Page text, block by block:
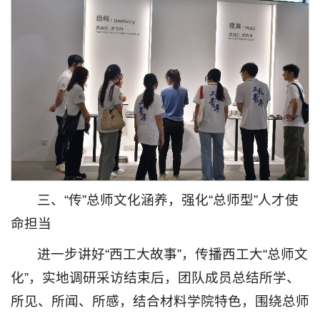
三、“传”总师文化涵养，强化“总师型”人才使
命担当
进一步讲好“西工大故事”，传播西工大“总师文
化”，实地调研采访结束后，团队成员总结所学、
所见、所闻、所感，结合材料学院特色，围绕总师